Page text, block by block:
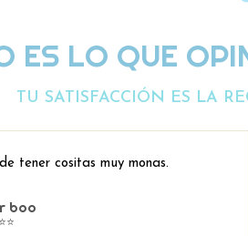
ES LO QUE
TU SATISFACCIÓN ES LA
tener cositas muy monas.
boo